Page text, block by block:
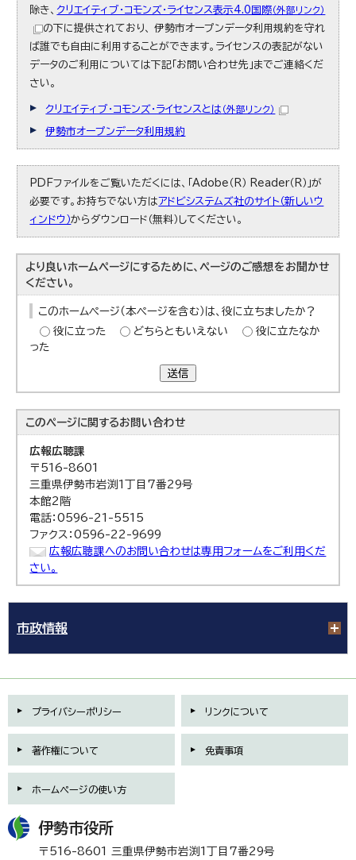
除き、 クリエイティブ・コモンズ・ライセンス表示4.0国際（外部リンク）
の下に提供されており、 伊勢市オープンデータ利用規約を守れ
ば誰でも自由に利用することができます。ライセンスの表記がない
データのご利用については下記「お問い合わせ先」までご連絡くだ
さい。
クリエイティブ・コモンズ・ライセンスとは （外部リンク）
伊勢市オープンデータ利用規約
PDFファイルをご覧いただくには、「Adobe（R） Reader（R）」が
必要です。お持ちでない方は アドビシステムズ社のサイト（新しいウ
ィンドウ）からダウンロード（無料）してください。
より良いホームページにするために、ページのご感想をお聞かせ
ください。
このホームページ（本ページを含む）は、役に立ちましたか？
役に立った
どちらともいえない
役に立たなか
った
送信
このページに関するお問い合わせ
広報広聴課
〒516-8601
三重県伊勢市岩渕1丁目7番29号
本館2階
電話：0596-21-5515
ファクス：0596-22-9699
広報広聴課へのお問い合わせは専用フォームをご利用くだ
さい。
市政情報
プライバシーポリシー リンクについて
著作権について 免責事項
ホームページの使い方
伊勢市役所
〒516-8601 三重県伊勢市岩渕1丁目7番29号